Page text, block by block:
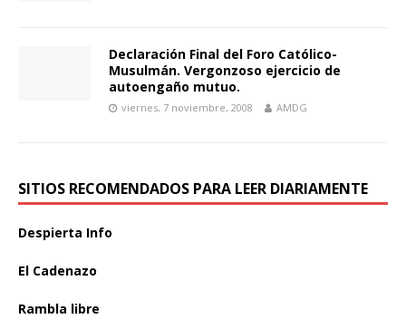
Declaración Final del Foro Católico-
Musulmán. Vergonzoso ejercicio de
autoengaño mutuo.
viernes, 7 noviembre, 2008 AMDG
SITIOS RECOMENDADOS PARA LEER DIARIAMENTE
Despierta Info
El Cadenazo
Rambla libre